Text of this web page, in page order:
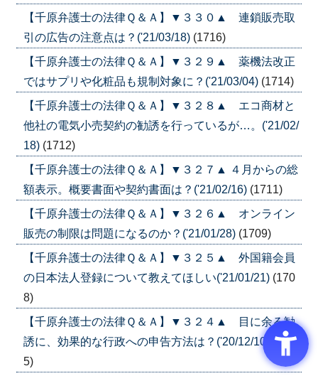
【千原弁護士の法律Ｑ＆Ａ】▼３３０▲ 連鎖販売取
引の広告の注意点は？('21/03/18) (1716)
【千原弁護士の法律Ｑ＆Ａ】▼３２９▲ 薬機法改正
ではサプリや化粧品も規制対象に？('21/03/04) (1714)
【千原弁護士の法律Ｑ＆Ａ】▼３２８▲ エコ商材と
他社の電気小売契約の勧誘を行っているが…。('21/02/
18) (1712)
【千原弁護士の法律Ｑ＆Ａ】▼３２７▲ ４月からの総
額表示。概要書面や契約書面は？('21/02/16) (1711)
【千原弁護士の法律Ｑ＆Ａ】▼３２６▲ オンライン
販売の制限は問題になるのか？('21/01/28) (1709)
【千原弁護士の法律Ｑ＆Ａ】▼３２５▲ 外国籍会員
の日本法人登録について教えてほしい('21/01/21) (170
8)
【千原弁護士の法律Ｑ＆Ａ】▼３２４▲ 目に余る勧
誘に、効果的な行政への申告方法は？('20/12/10)
(170
5)